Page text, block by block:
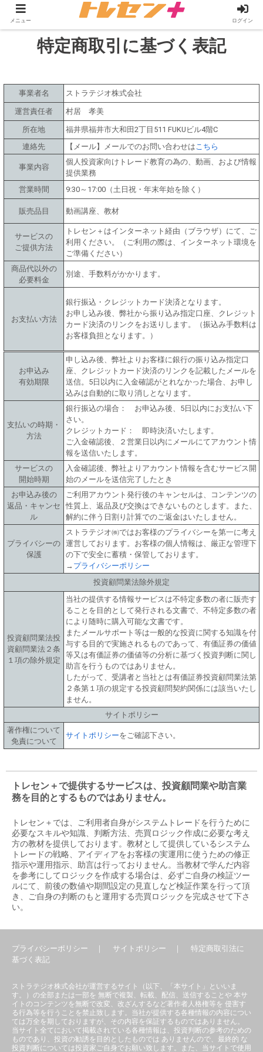
特定商取引に基づく表記
事業者名 ストラテジオ株式会社
運営責任者 村居 孝美
所在地
福井県福井市大和田2丁目511 FUKUビル4階C
連絡先
【メール】メールでのお問い合わせは こちら
事業内容
個人投資家向けトレード教育の為の、動画、および情報
提供業務
営業時間
9:30～17:00（土日祝・年末年始を除く）
販売品目 動画講座、教材
サービスの
ご提供方法
トレセン＋はインターネット経由（ブラウザ）にて、ご
利用ください。（ご利用の際は、インターネット環境を
ご準備ください）
商品代以外の
必要料金
別途、手数料がかかります。
お支払い方法
銀行振込・クレジットカード決済となります。
お申し込み後、弊社から振り込み指定口座、クレジット
カード決済のリンクをお送りします。（振込み手数料は
お客様負担となります。）
お申込み
有効期限
申し込み後、弊社よりお客様に銀行の振り込み指定口
座、クレジットカード決済のリンクを記載したメールを
送信。5日以内に入金確認がとれなかった場合、お申し
込みは自動的に取り消しとなります。
支払いの時期・
方法
銀行振込の場合： お申込み後、5日以内にお支払い下
さい。
クレジットカード： 即時決済いたします。
ご入金確認後、２営業日以内にメールにてアカウント情
報を送信いたします。
サービスの
開始時期
入金確認後、弊社よりアカウント情報を含むサービス開
始のメールを送信完了したとき
お申込み後の
返品・キャンセ
ル
ご利用アカウント発行後のキャンセルは、コンテンツの
性質上、返品及び交換はできないものとします。また、
解約に伴う日割り計算でのご返金はいたしません。
プライバシーの
保護
ストラテジオ㈱ではお客様のプライバシーを第一に考え
運営しております。お客様の個人情報は、厳正な管理下
の下で安全に蓄積・保管しております。
→ プライバシーポリシー
投資顧問業法除外規定
投資顧問業法投
資顧問業法２条
１項の除外規定
当社の提供する情報サービスは不特定多数の者に販売す
ることを目的として発行される文書で、不特定多数の者
により随時に購入可能な文書です。
またメールサポート等は一般的な投資に関する知識を付
与する目的で実施されるものであって、有価証券の価値
等又は有価証券の価値等の分析に基づく投資判断に関し
助言を行うものではありません。
したがって、受講者と当社とは有価証券投資顧問業法第
２条第１項の規定する投資顧問契約関係には該当いたし
ません。
サイトポリシー
著作権について
免責について
サイトポリシーをご確認下さい。
トレセン＋で提供するサービスは、投資顧問業や助言業
務を目的とするものではありません。
トレセン＋では、ご利用者自身がシステムトレードを行うために
必要なスキルや知識、判断方法、売買ロジック作成に必要な考え
方の教材を提供しております。教材として提供しているシステム
トレードの戦略、アイディアをお客様の実運用に使うための修正
指示や運用指示、助言は行っておりません。当教材で学んだ内容
を参考にしてロジックを作成する場合は、必ずご自身の検証ツー
ルにて、前後の数値や期間設定の見直しなど検証作業を行って頂
き、ご自身の判断のもと運用する売買ロジックを完成させて下さ
い。
プライバシーポリシー サイトポリシー
特定商取引法に
基づく表記
ストラテジオ株式会社が運営するサイト（以下、「本サイト」といいま
す。）の全部または一部を 無断で複製、転載、配信、送信することや 本サ
イトのコンテンツを無断で改変、改ざんするなど著作者人格権等を 侵害す
る行為等を行うことを禁止致します。当社が提供する各種情報の内容につい
ては万全を期しておりますが、その内容を保証するものではありません。
当サイト全てにおいて掲載されている各種情報は、投資判断の参考のための
ものであり、投資の勧誘を目的としたものでは ありませんので、最終的 な
投資判断については投資家ご自身でお願い致します。また、当サイトで使用
メニュー ログイン